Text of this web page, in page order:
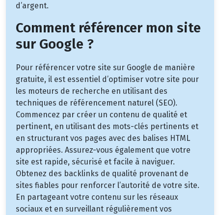
d’argent.
Comment référencer mon site
sur Google ?
Pour référencer votre site sur Google de manière
gratuite, il est essentiel d’optimiser votre site pour
les moteurs de recherche en utilisant des
techniques de référencement naturel (SEO).
Commencez par créer un contenu de qualité et
pertinent, en utilisant des mots-clés pertinents et
en structurant vos pages avec des balises HTML
appropriées. Assurez-vous également que votre
site est rapide, sécurisé et facile à naviguer.
Obtenez des backlinks de qualité provenant de
sites fiables pour renforcer l’autorité de votre site.
En partageant votre contenu sur les réseaux
sociaux et en surveillant régulièrement vos